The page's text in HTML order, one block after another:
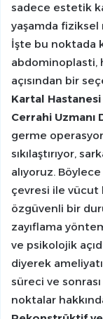
sadece estetik
yaşamda fiziksel
İşte bu noktada
abdominoplasti,
açısından bir
Kartal Hastanesi
Cerrahi Uzmanı
germe
sıkılaştırıyor,
alıyoruz.
çevresi ile vücut
özgüvenli bir
zayıflama
ve psikolojik
diyerek
süreci ve
noktalar